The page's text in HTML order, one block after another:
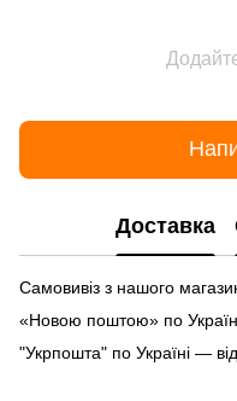
Доставка
Самовивіз з нашого
«Новою поштою» по
"Укрпошта" по Україні —